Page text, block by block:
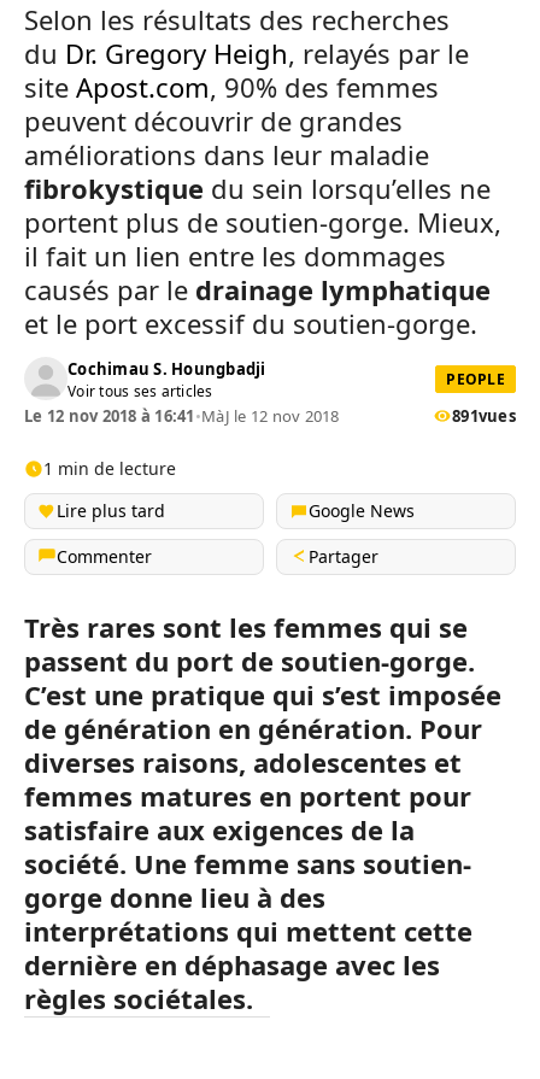
Selon les résultats des recherches
du Dr. Gregory Heigh, relayés par le
site Apost.com, 90% des femmes
peuvent découvrir de grandes
améliorations dans leur maladie
fibrokystique du sein lorsqu’elles ne
portent plus de soutien-gorge. Mieux,
il fait un lien entre les dommages
causés par le drainage lymphatique
et le port excessif du soutien-gorge.
Cochimau S. Houngbadji
Voir tous ses articles
PEOPLE
Le 12 nov 2018 à 16:41•MàJ le 12 nov 2018 891vues
1 min de lecture
Lire plus tard
Google News
Commenter
Partager
Très rares sont les femmes qui se
passent du port de soutien-gorge.
C’est une pratique qui s’est imposée
de génération en génération. Pour
diverses raisons, adolescentes et
femmes matures en portent pour
satisfaire aux exigences de la
société. Une femme sans soutien-
gorge donne lieu à des
interprétations qui mettent cette
dernière en déphasage avec les
règles sociétales.